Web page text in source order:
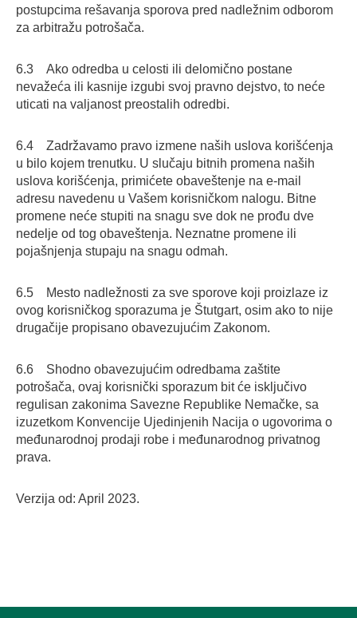
postupcima rešavanja sporova pred nadležnim odborom
za arbitražu potrošača.
6.3 Ako odredba u celosti ili delomično postane
nevažeća ili kasnije izgubi svoj pravno dejstvo, to neće
uticati na valjanost preostalih odredbi.
6.4 Zadržavamo pravo izmene naših uslova korišćenja
u bilo kojem trenutku. U slučaju bitnih promena naših
uslova korišćenja, primićete obaveštenje na e-mail
adresu navedenu u Vašem korisničkom nalogu. Bitne
promene neće stupiti na snagu sve dok ne prođu dve
nedelje od tog obaveštenja. Neznatne promene ili
pojašnjenja stupaju na snagu odmah.
6.5 Mesto nadležnosti za sve sporove koji proizlaze iz
ovog korisničkog sporazuma je Štutgart, osim ako to nije
drugačije propisano obavezujućim Zakonom.
6.6 Shodno obavezujućim odredbama zaštite
potrošača, ovaj korisnički sporazum bit će isključivo
regulisan zakonima Savezne Republike Nemačke, sa
izuzetkom Konvencije Ujedinjenih Nacija o ugovorima o
međunarodnoj prodaji robe i međunarodnog privatnog
prava.
Verzija od: April 2023.